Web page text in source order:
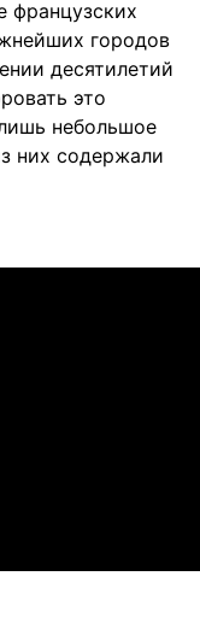
французских
городов
десятилетий
это
небольшое
них содержали